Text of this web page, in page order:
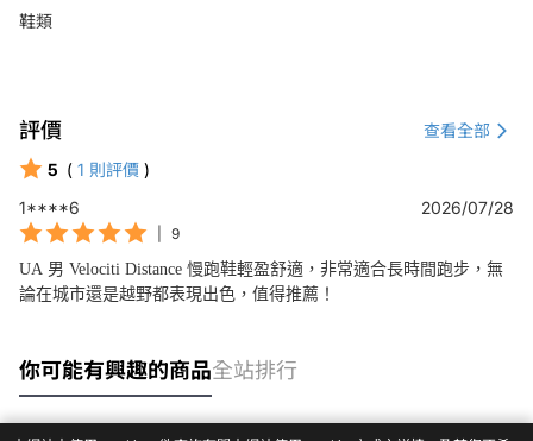
鞋類
評價
查看全部
5 ( 1 則評價 )
1****6
2026/07/28
9
UA 男 Velociti Distance 慢跑鞋輕盈舒適，非常適合長時間跑步，無
論在城市還是越野都表現出色，值得推薦！
你可能有興趣的商品全站排行